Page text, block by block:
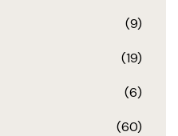
(9)
(19)
(6)
(60)